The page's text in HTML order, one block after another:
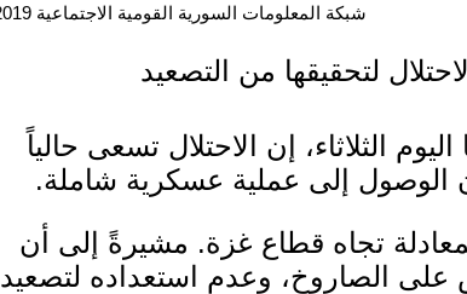
شبكة المعلومات السورية القومية الاجتماعية 2019-03-26
لتحقيقها من التصعيد
الثلاثاء، إن الاحتلال تسعى حالياً
الوصول إلى عملية عسكرية شاملة.
تجاه قطاع غزة. مشيرةً إلى أن
على الصاروخ، وعدم استعداده لتصعيد